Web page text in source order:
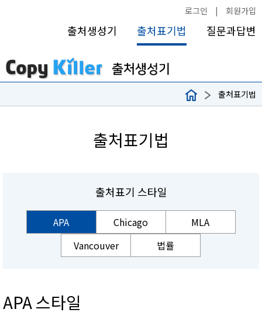
로그인 | 회원가입
출처생성기 출처표기법 질문과답변
출처표기법
출처표기법
출처표기 스타일
APA Chicago
MLA
Vancouver
법률
APA 스타일